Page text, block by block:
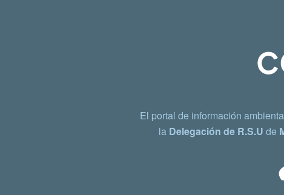
El portal de información
la Delegación de R.S.U de